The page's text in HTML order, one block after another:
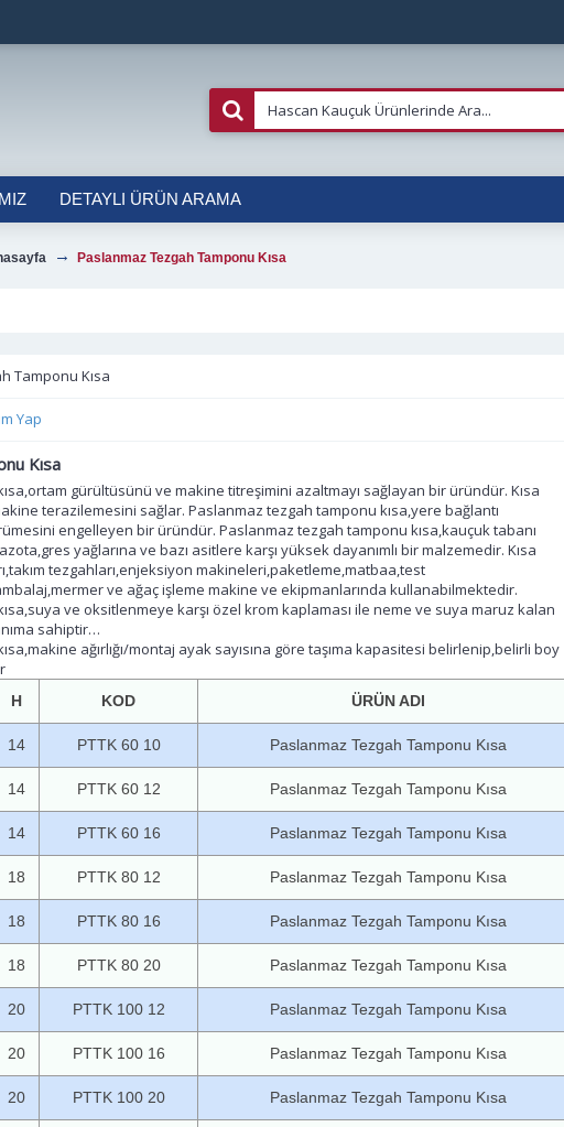
DETAYLI ÜRÜN ARAMA
Paslanmaz Tezgah Tamponu Kısa
Paslanmaz Tezgah Tamponu
Tamponu Kısa
Yap
Kısa
gürültüsünü ve makine titreşimini azaltmayı sağlayan bir üründür. Kısa
terazilemesini sağlar. Paslanmaz tezgah tamponu kısa,yere bağlantı
engelleyen bir üründür. Paslanmaz tezgah tamponu kısa,kauçuk tabanı
yağlarına ve bazı asitlere karşı yüksek dayanımlı bir malzemedir. Kısa
tezgahları,enjeksiyon makineleri,paketleme,matbaa,test
ve ağaç işleme makine ve ekipmanlarında kullanabilmektedir.
ve oksitlenmeye karşı özel krom kaplaması ile neme ve suya maruz kalan
sahiptir…
ağırlığı/montaj ayak sayısına göre taşıma kapasitesi belirlenip,belirli boy
H KOD ÜRÜN ADI
14 PTTK 60 10 Paslanmaz Tezgah Tamponu Kısa
14 PTTK 60 12 Paslanmaz Tezgah Tamponu Kısa
14 PTTK 60 16 Paslanmaz Tezgah Tamponu Kısa
18 PTTK 80 12 Paslanmaz Tezgah Tamponu Kısa
18 PTTK 80 16 Paslanmaz Tezgah Tamponu Kısa
18 PTTK 80 20 Paslanmaz Tezgah Tamponu Kısa
20 PTTK 100 12 Paslanmaz Tezgah Tamponu Kısa
20 PTTK 100 16 Paslanmaz Tezgah Tamponu Kısa
20 PTTK 100 20 Paslanmaz Tezgah Tamponu Kısa